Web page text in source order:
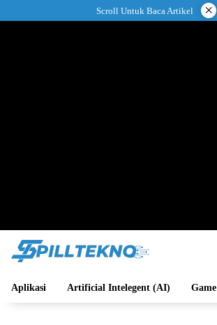
ke
Scroll Untuk Baca Artikel ×
Aplikasi Artificial Intelegent (AI) Game